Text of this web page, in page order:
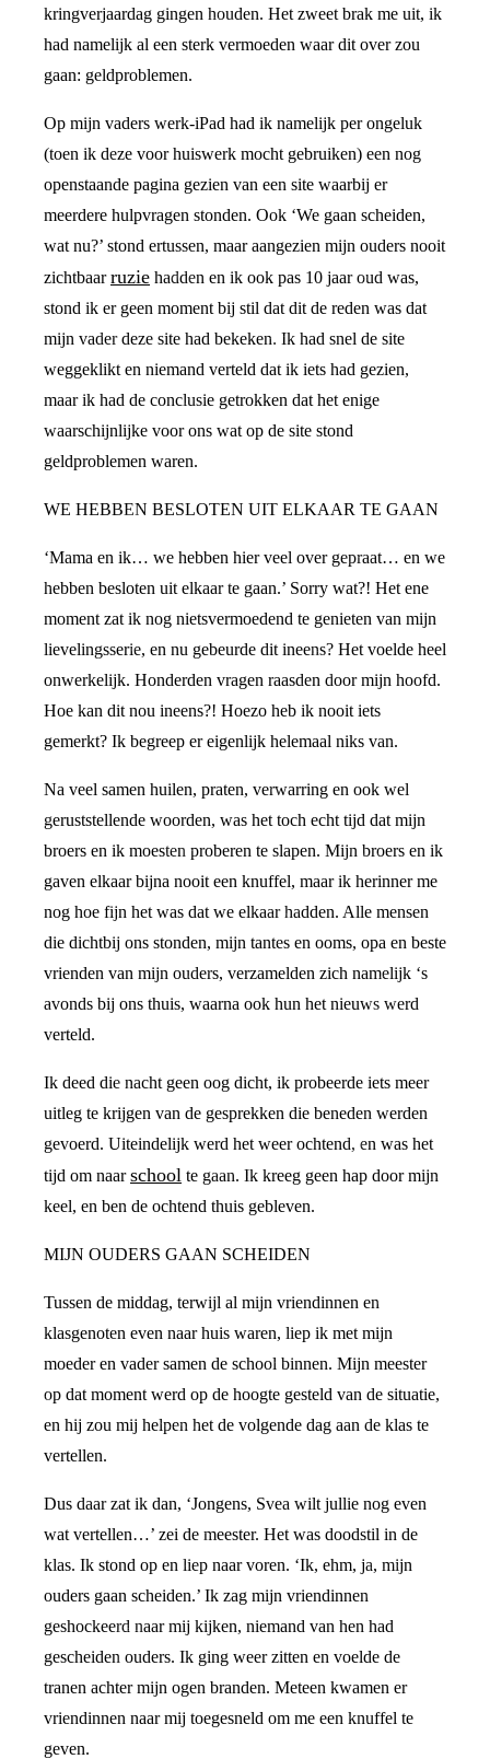
kringverjaardag gingen houden. Het zweet brak me uit, ik
had namelijk al een sterk vermoeden waar dit over zou
gaan: geldproblemen.
Op mijn vaders werk-iPad had ik namelijk per ongeluk
(toen ik deze voor huiswerk mocht gebruiken) een nog
openstaande pagina gezien van een site waarbij er
meerdere hulpvragen stonden. Ook ‘We gaan scheiden,
wat nu?’ stond ertussen, maar aangezien mijn ouders nooit
zichtbaarruzie hadden en ik ook pas 10 jaar oud was,
stond ik er geen moment bij stil dat dit de reden was dat
mijn vader deze site had bekeken. Ik had snel de site
weggeklikt en niemand verteld dat ik iets had gezien,
maar ik had de conclusie getrokken dat het enige
waarschijnlijke voor ons wat op de site stond
geldproblemen waren.
WE HEBBEN BESLOTEN UIT ELKAAR TE GAAN
‘Mama en ik… we hebben hier veel over gepraat… en we
hebben besloten uit elkaar te gaan.’ Sorry wat?! Het ene
moment zat ik nog nietsvermoedend te genieten van mijn
lievelingsserie, en nu gebeurde dit ineens? Het voelde heel
onwerkelijk. Honderden vragen raasden door mijn hoofd.
Hoe kan dit nou ineens?! Hoezo heb ik nooit iets
gemerkt? Ik begreep er eigenlijk helemaal niks van.
Na veel samen huilen, praten, verwarring en ook wel
geruststellende woorden, was het toch echt tijd dat mijn
broers en ik moesten proberen te slapen. Mijn broers en ik
gaven elkaar bijna nooit een knuffel, maar ik herinner me
nog hoe fijn het was dat we elkaar hadden. Alle mensen
die dichtbij ons stonden, mijn tantes en ooms, opa en beste
vrienden van mijn ouders, verzamelden zich namelijk ‘s
avonds bij ons thuis, waarna ook hun het nieuws werd
verteld.
Ik deed die nacht geen oog dicht, ik probeerde iets meer
uitleg te krijgen van de gesprekken die beneden werden
gevoerd. Uiteindelijk werd het weer ochtend, en was het
tijd om naarschool te gaan. Ik kreeg geen hap door mijn
keel, en ben de ochtend thuis gebleven.
MIJN OUDERS GAAN SCHEIDEN
Tussen de middag, terwijl al mijn vriendinnen en
klasgenoten even naar huis waren, liep ik met mijn
moeder en vader samen de school binnen. Mijn meester
op dat moment werd op de hoogte gesteld van de situatie,
en hij zou mij helpen het de volgende dag aan de klas te
vertellen.
Dus daar zat ik dan, ‘Jongens, Svea wilt jullie nog even
wat vertellen…’ zei de meester. Het was doodstil in de
klas. Ik stond op en liep naar voren. ‘Ik, ehm, ja, mijn
ouders gaan scheiden.’ Ik zag mijn vriendinnen
geshockeerd naar mij kijken, niemand van hen had
gescheiden ouders. Ik ging weer zitten en voelde de
tranen achter mijn ogen branden. Meteen kwamen er
vriendinnen naar mij toegesneld om me een knuffel te
geven.